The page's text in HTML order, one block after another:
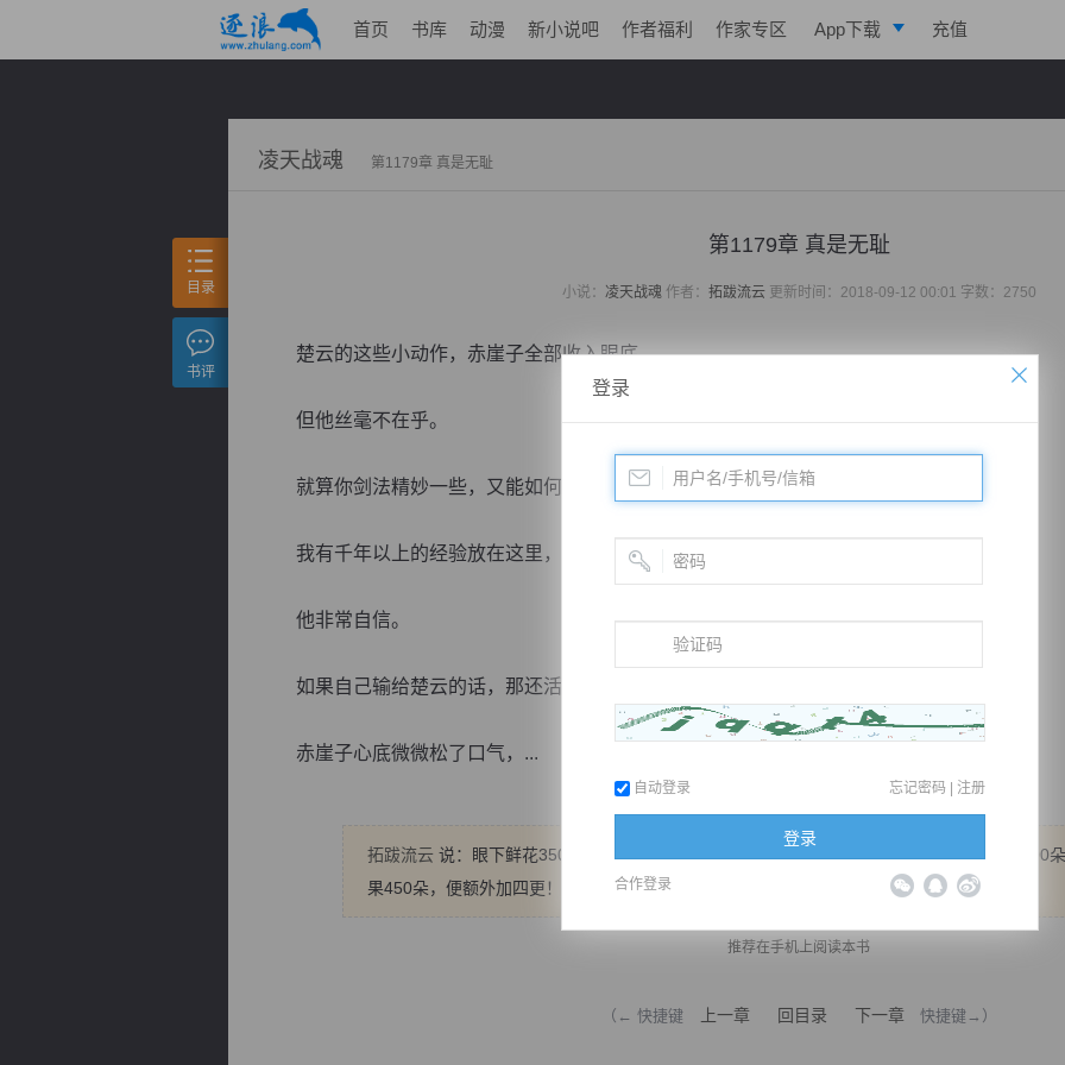
首页 书库 动漫 新小说吧 作者福利 作家专区 App下载 充值
凌天战魂 第1179章 真是无耻
第1179章 真是无耻
小说： 凌天战魂作者： 拓跋流云更新时间：2018-09-12 00:01 字数：2750
楚云的这些小动作，赤崖子全部收入眼底。
但他丝毫不在乎。
就算你剑法精妙一些，又能如何？
我有千年以上的经验放在这里，加上道门本身剑法的强悍恐怖，难道还能输给你不成？
他非常自信。
如果自己输给楚云的话，那还活着干什么，不如找块豆腐直接撞死得了！
赤崖子心底微微松了口气，...
拓跋流云 说：眼下鲜花350朵，加更还差两更，大家鲜花走起，明天统一加更！ 如果能到400
果450朵，便额外加四更！ 加多加少，全看大家的热情！ 鲜花走起啊！兄弟们！
推荐在手机上阅读本书
（← 快捷键 上一章 回目录 下一章 快捷键→）
目录
书评
登录
自动登录 忘记密码 | 注册
登录
合作登录